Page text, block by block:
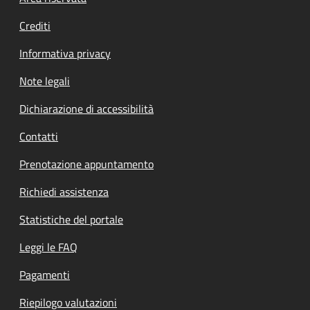
Crediti
Informativa privacy
Note legali
Dichiarazione di accessibilità
Contatti
Prenotazione appuntamento
Richiedi assistenza
Statistiche del portale
Leggi le FAQ
Pagamenti
Riepilogo valutazioni